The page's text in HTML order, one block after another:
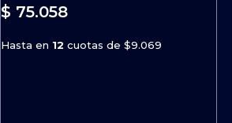
$ 75.058
Hasta en 12 cuotas de $9.069